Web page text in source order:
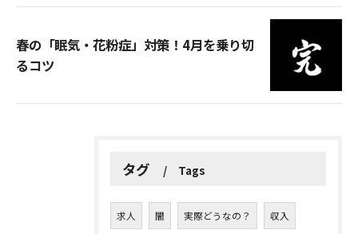
春の「眠気・花粉症」対策！4月を乗り切
るコツ
タグ Tags
求人 闇 実際どうなの？ 収入